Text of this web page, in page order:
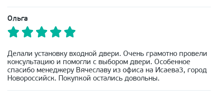
Ольга
Делали установку входной двери. Очень грамотно провели
консультацию и помогли с выбором двери. Особенное
спасибо менеджеру Вячеславу из офиса на Исаева3, город
Новороссийск. Покупкой остались довольны.